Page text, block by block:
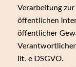
Verarbeitung
öffentlichen
öffentlicher
lit. e DSGVO.